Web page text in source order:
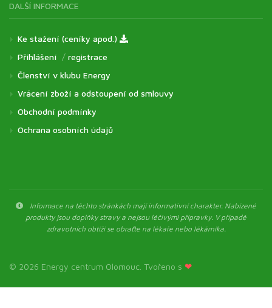
DALŠÍ INFORMACE
Ke stažení (ceníky apod.)
Přihlášení / registrace
Členství v klubu Energy
Vrácení zboží a odstoupení od smlouvy
Obchodní podmínky
Ochrana osobních údajů
Informace na těchto stránkách mají informativní charakter. Nabízené
produkty jsou doplňky stravy a nejsou léčivými přípravky. V případě
zdravotních obtíží se obraťte na lékaře nebo lékárníka.
© 2026 Energy centrum Olomouc. Tvořeno s ❤